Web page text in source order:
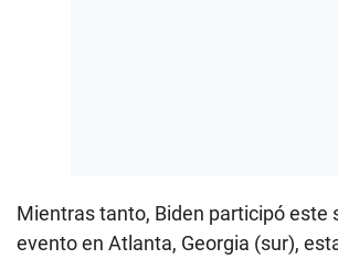
Mientras tanto, Biden participó este
evento en Atlanta, Georgia (sur),